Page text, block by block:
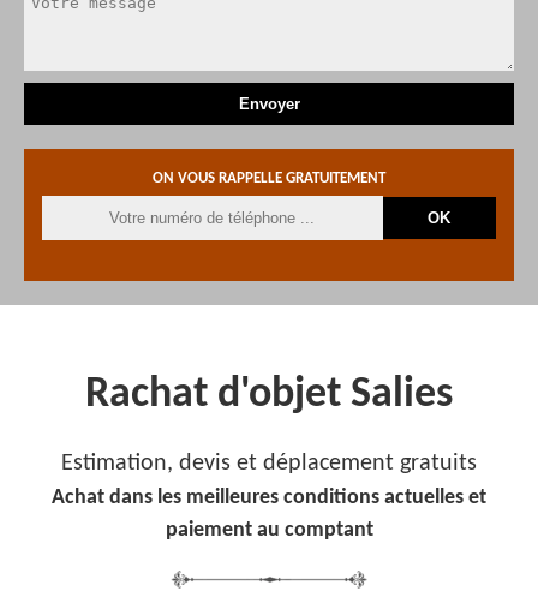
ON VOUS RAPPELLE GRATUITEMENT
Rachat d'objet Salies
Estimation, devis et déplacement gratuits
Achat dans les meilleures conditions actuelles et
paiement au comptant